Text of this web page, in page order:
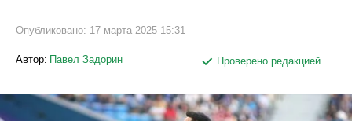
Опубликовано: 17 марта 2025 15:31
Автор: Павел Задорин Проверено редакцией